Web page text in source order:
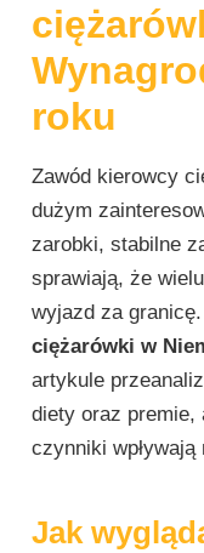
roku
Zawód kierowcy
dużym
zarobki, stabilne
sprawiają, że
wyjazd za
ciężarówki w
artykule
diety oraz premie,
czynniki
Jak